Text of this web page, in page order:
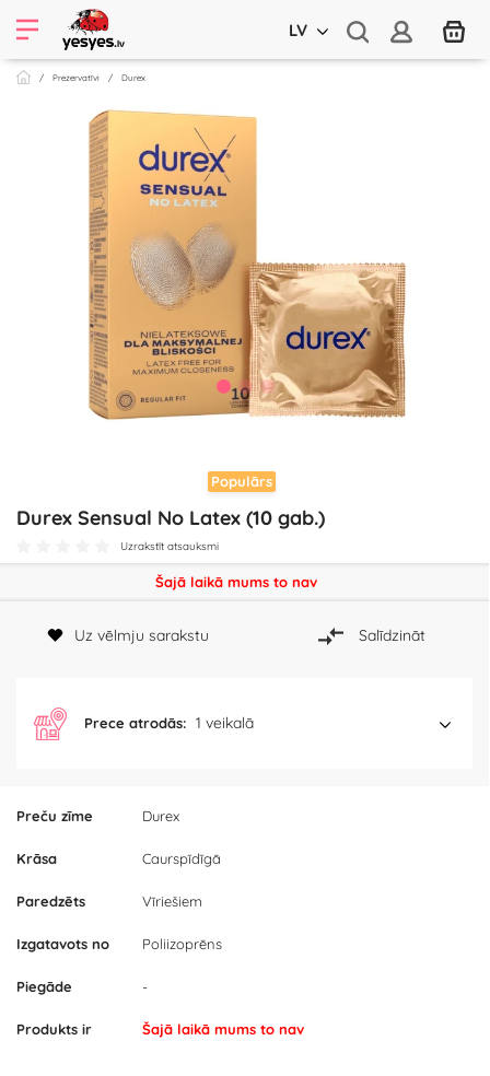
LV
Prezervatīvi Durex
Populārs
Durex Sensual No Latex (10 gab.)
Uzrakstīt atsauksmi
Preču zīme Durex
Krāsa Caurspīdīgā
Paredzēts Vīriešiem
Izgatavots no Poliizoprēns
Piegāde -
Produkts ir Šajā laikā mums to nav
Šajā laikā mums to nav
Uz vēlmju sarakstu Salīdzināt
Prece atrodās: 1 veikalā